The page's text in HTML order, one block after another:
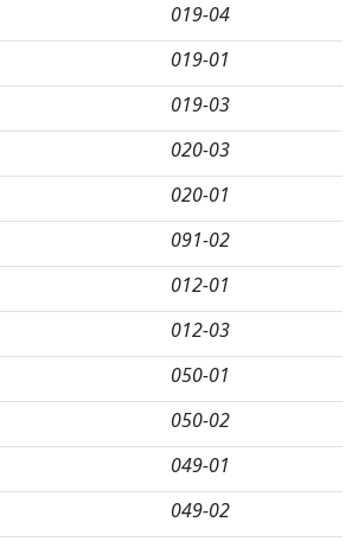
019-04
019-01
019-03
020-03
020-01
091-02
012-01
012-03
050-01
050-02
049-01
049-02